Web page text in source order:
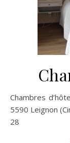
Chambres d’hôtes « Les Cresses » Rue du sacré cœur,7
5590 Leignon
28